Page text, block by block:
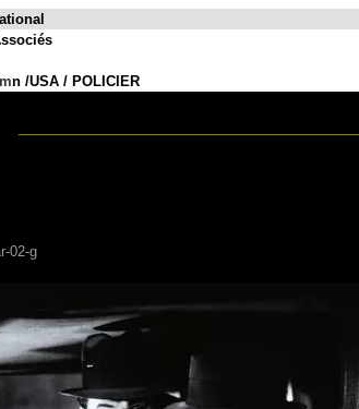
n /USA / POLICIER